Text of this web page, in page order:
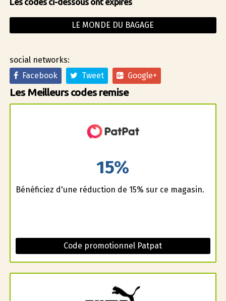
LE MONDE DU BAGAGE
social networks:
Facebook
Tweet Google+
Les Meilleurs codes remise
15%
Bénéficiez d'une réduction de 15% sur ce magasin.
Code promotionnel Patpat